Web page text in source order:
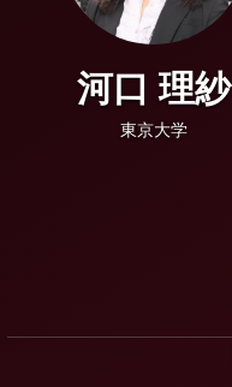
河口 理紗
東京大学